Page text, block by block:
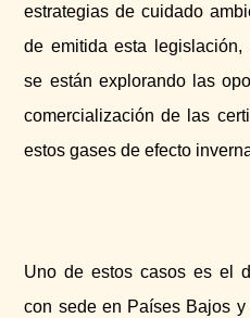
estrategias de cuidado
de emitida esta
se están explorando las
comercialización de las
estos gases de efecto
Uno de estos casos es el
con sede en Países Bajos